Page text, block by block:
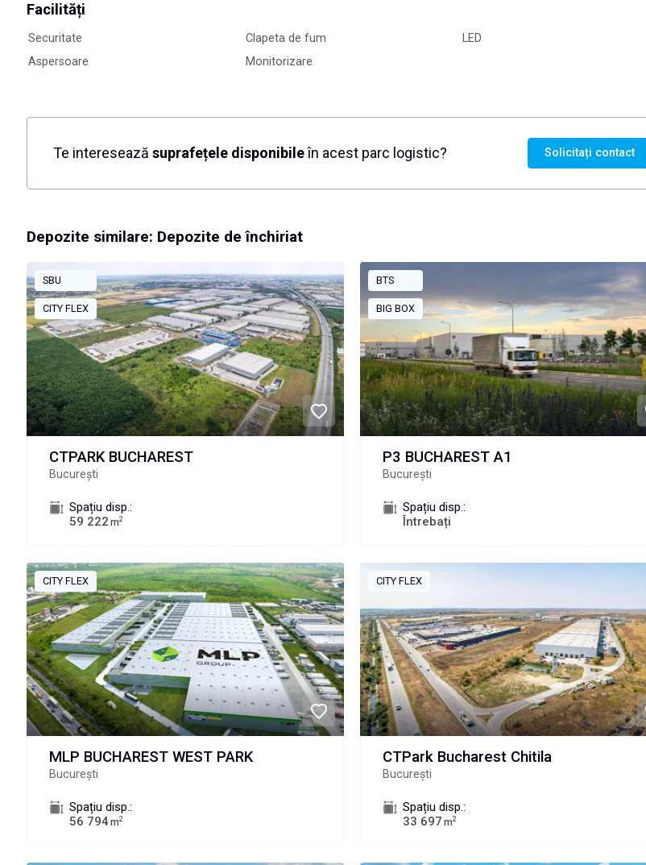
Facilități
Securitate
Aspersoare
Clapeta de fum
Monitorizare
LED
Te interesează suprafețele disponibileîn acest parc logistic? Solicitați contact
Depozite similare: Depozite de închiriat
SBU
CITY FLEX
CTPARK BUCHAREST
București
Spațiu disp.:
59 222 m2
BTS
BIG BOX
P3 BUCHAREST A1
București
Spațiu disp.:
Întrebați
CITY FLEX
MLP BUCHAREST WEST PARK
București
Spațiu disp.:
56 794 m2
CITY FLEX
CTPark Bucharest Chitila
București
Spațiu disp.:
33 697 m2